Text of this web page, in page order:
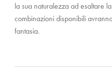
la sua naturalezza ad esaltare
combinazioni disponibili
fantasia.